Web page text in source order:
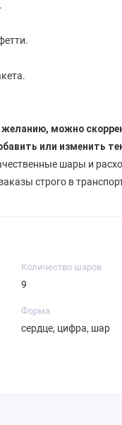
можно
или изменить
шары и
строго в
Количество шаров
9
Форма
сердце, цифра, шар